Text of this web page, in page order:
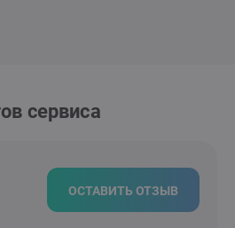
сервиса
ОСТАВИТЬ ОТЗЫВ